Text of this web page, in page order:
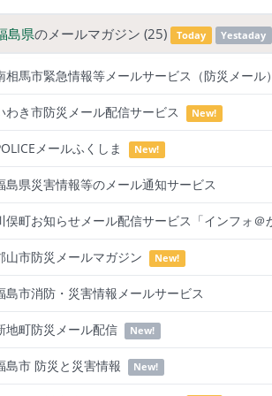
島県のメールマガジン (25) Today Yestaday
相馬市緊急情報等メールサービス（防災メール
わき市防災メール配信サービス New!
メールふくしま New!
島県災害情報等のメール通知サービス
俣町お知らせメール配信サービス「インフォ＠
山市防災メールマガジン New!
島市消防・災害情報メールサービス
地町防災メール配信 New!
島市 防災と災害情報 New!